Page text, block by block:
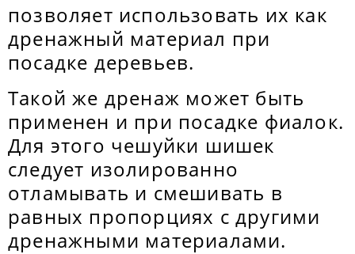
позволяет использовать их как
дренажный материал при
посадке деревьев.
Такой же дренаж может быть
применен и при посадке фиалок.
Для этого чешуйки шишек
следует изолированно
отламывать и смешивать в
равных пропорциях с другими
дренажными материалами.